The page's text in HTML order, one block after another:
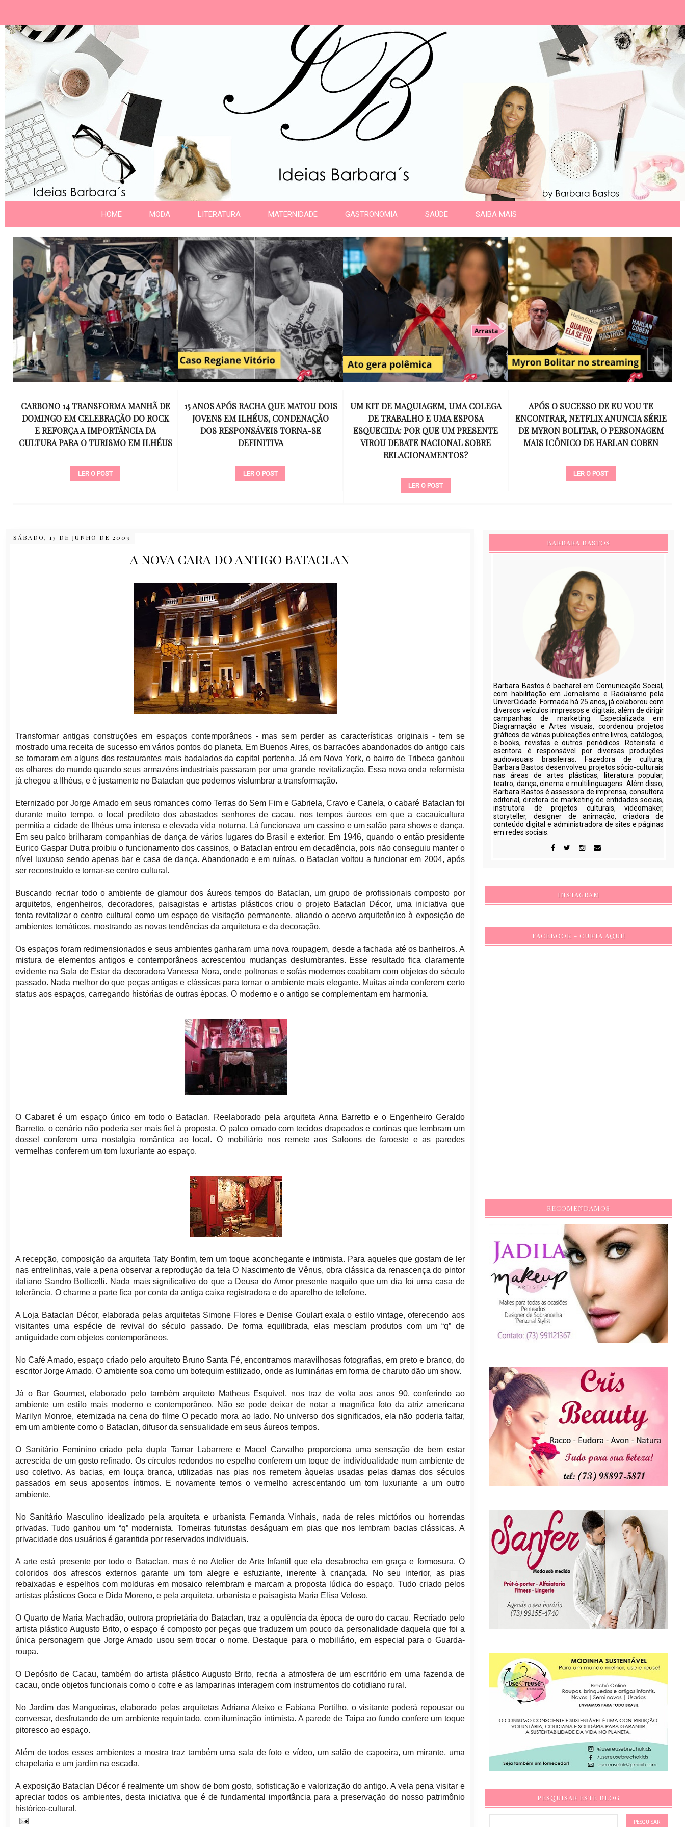
HOME MODA LITERATURA MATERNIDADE GASTRONOMIA SAÚDE SAIBA MAIS
15 ANOS APÓS RACHA QUE MATOU DOIS
JOVENS EM ILHÉUS, CONDENAÇÃO
DOS RESPONSÁVEIS TORNA-SE
DEFINITIVA
LER O POST
UM KIT DE MAQUIAGEM, UMA COLEGA
DE TRABALHO E UMA ESPOSA
ESQUECIDA: POR QUE UM PRESENTE
VIROU DEBATE NACIONAL SOBRE
APÓS O SUCESSO DE EU VOU TE
ENCONTRAR, NETFLIX ANUNCIA SÉRIE
DE MYRON BOLITAR, O PERSONAGEM
MAIS ICÔNICO DE HARLAN COBEN
15 ANOS SEM AMY WINEHOUSE: A VOZ
INESQUECÍVEL QUE REVOLUCIONOU A
MÚSICA E SE TORNOU UM SÍMBOLO
DE UMA GERAÇÃO
LER O POST
SÁBADO, 13 DE JUNHO DE 2009
A NOVA CARA DO ANTIGO BATACLAN
Transformar antigas construções em espaços contemporâneos - mas sem perder as características originais - tem se
mostrado uma receita de sucesso em vários pontos do planeta. Em Buenos Aires, os barracões abandonados do antigo cais
se tornaram em alguns dos restaurantes mais badalados da capital portenha. Já em Nova York, o bairro de Tribeca ganhou
os olhares do mundo quando seus armazéns industriais passaram por uma grande revitalização. Essa nova onda reformista
já chegou a Ilhéus, e é justamente no Bataclan que podemos vislumbrar a transformação.
Eternizado por Jorge Amado em seus romances como Terras do Sem Fim e Gabriela, Cravo e Canela, o cabaré Bataclan foi
durante muito tempo, o local predileto dos abastados senhores de cacau, nos tempos áureos em que a cacauicultura
permitia a cidade de Ilhéus uma intensa e elevada vida noturna. Lá funcionava um cassino e um salão para shows e dança.
Em seu palco brilharam companhias de dança de vários lugares do Brasil e exterior. Em 1946, quando o então presidente
Eurico Gaspar Dutra proibiu o funcionamento dos cassinos, o Bataclan entrou em decadência, pois não conseguiu manter o
nível luxuoso sendo apenas bar e casa de dança. Abandonado e em ruínas, o Bataclan voltou a funcionar em 2004, após
ser reconstruído e tornar-se centro cultural.
Buscando recriar todo o ambiente de glamour dos áureos tempos do Bataclan, um grupo de profissionais composto por
arquitetos, engenheiros, decoradores, paisagistas e artistas plásticos criou o projeto Bataclan Décor, uma iniciativa que
tenta revitalizar o centro cultural como um espaço de visitação permanente, aliando o acervo arquitetônico à exposição de
ambientes temáticos, mostrando as novas tendências da arquitetura e da decoração.
Os espaços foram redimensionados e seus ambientes ganharam uma nova roupagem, desde a fachada até os banheiros. A
mistura de elementos antigos e contemporâneos acrescentou mudanças deslumbrantes. Esse resultado fica claramente
evidente na Sala de Estar da decoradora Vanessa Nora, onde poltronas e sofás modernos coabitam com objetos do século
passado. Nada melhor do que peças antigas e clássicas para tornar o ambiente mais elegante. Muitas ainda conferem certo
status aos espaços, carregando histórias de outras épocas. O moderno e o antigo se complementam em harmonia.
O Cabaret é um espaço único em todo o Bataclan. Reelaborado pela arquiteta Anna Barretto e o Engenheiro Geraldo
Barretto, o cenário não poderia ser mais fiel à proposta. O palco ornado com tecidos drapeados e cortinas que lembram um
dossel conferem uma nostalgia romântica ao local. O mobiliário nos remete aos Saloons de faroeste e as paredes
vermelhas conferem um tom luxuriante ao espaço.
A recepção, composição da arquiteta Taty Bonfim, tem um toque aconchegante e intimista. Para aqueles que gostam de ler
nas entrelinhas, vale a pena observar a reprodução da tela O Nascimento de Vênus, obra clássica da renascença do pintor
italiano Sandro Botticelli. Nada mais significativo do que a Deusa do Amor presente naquilo que um dia foi uma casa de
tolerância. O charme a parte fica por conta da antiga caixa registradora e do aparelho de telefone.
A Loja Bataclan Décor, elaborada pelas arquitetas Simone Flores e Denise Goulart exala o estilo vintage, oferecendo aos
visitantes uma espécie de revival do século passado. De forma equilibrada, elas mesclam produtos com um “q” de
antiguidade com objetos contemporâneos.
No Café Amado, espaço criado pelo arquiteto Bruno Santa Fé, encontramos maravilhosas fotografias, em preto e branco, do
escritor Jorge Amado. O ambiente soa como um botequim estilizado, onde as luminárias em forma de charuto dão um show.
Já o Bar Gourmet, elaborado pelo também arquiteto Matheus Esquivel, nos traz de volta aos anos 90, conferindo ao
ambiente um estilo mais moderno e contemporâneo. Não se pode deixar de notar a magnífica foto da atriz americana
Marilyn Monroe, eternizada na cena do filme O pecado mora ao lado. No universo dos significados, ela não poderia faltar,
em um ambiente como o Bataclan, difusor da sensualidade em seus áureos tempos.
O Sanitário Feminino criado pela dupla Tamar Labarrere e Macel Carvalho proporciona uma sensação de bem estar
acrescida de um gosto refinado. Os círculos redondos no espelho conferem um toque de individualidade num ambiente de
uso coletivo. As bacias, em louça branca, utilizadas nas pias nos remetem àquelas usadas pelas damas dos séculos
passados em seus aposentos íntimos. E novamente temos o vermelho acrescentando um tom luxuriante a um outro
ambiente.
No Sanitário Masculino idealizado pela arquiteta e urbanista Fernanda Vinhais, nada de reles mictórios ou horrendas
privadas. Tudo ganhou um “q” modernista. Torneiras futuristas deságuam em pias que nos lembram bacias clássicas. A
privacidade dos usuários é garantida por reservados individuais.
A arte está presente por todo o Bataclan, mas é no Atelier de Arte Infantil que ela desabrocha em graça e formosura. O
coloridos dos afrescos externos garante um tom alegre e esfuziante, inerente à criançada. No seu interior, as pias
rebaixadas e espelhos com molduras em mosaico relembram e marcam a proposta lúdica do espaço. Tudo criado pelos
artistas plásticos Goca e Dida Moreno, e pela arquiteta, urbanista e paisagista Maria Elisa Veloso.
O Quarto de Maria Machadão, outrora proprietária do Bataclan, traz a opulência da época de ouro do cacau. Recriado pelo
artista plástico Augusto Brito, o espaço é composto por peças que traduzem um pouco da personalidade daquela que foi a
única personagem que Jorge Amado usou sem trocar o nome. Destaque para o mobiliário, em especial para o Guarda-
roupa.
O Depósito de Cacau, também do artista plástico Augusto Brito, recria a atmosfera de um escritório em uma fazenda de
cacau, onde objetos funcionais como o cofre e as lamparinas interagem com instrumentos do cotidiano rural.
No Jardim das Mangueiras, elaborado pelas arquitetas Adriana Aleixo e Fabiana Portilho, o visitante poderá repousar ou
conversar, desfrutando de um ambiente requintado, com iluminação intimista. A parede de Taipa ao fundo confere um toque
pitoresco ao espaço.
Além de todos esses ambientes a mostra traz também uma sala de foto e vídeo, um salão de capoeira, um mirante, uma
chapelaria e um jardim na escada.
A exposição Bataclan Décor é realmente um show de bom gosto, sofisticação e valorização do antigo. A vela pena visitar e
apreciar todos os ambientes, desta iniciativa que é de fundamental importância para a preservação do nosso patrimônio
histórico-cultural.
BARBARA BASTOS
Barbara Bastos é bacharel em Comunicação Social,
com habilitação em Jornalismo e Radialismo pela
UniverCidade. Formada há 25 anos, já colaborou com
diversos veículos impressos e digitais, além de dirigir
campanhas de marketing. Especializada em
Diagramação e Artes visuais, coordenou projetos
gráficos de várias publicações entre livros, catálogos,
e-books, revistas e outros periódicos. Roteirista e
escritora é responsável por diversas produções
audiovisuais brasileiras. Fazedora de cultura,
Barbara Bastos desenvolveu projetos sócio-culturais
nas áreas de artes plásticas, literatura popular,
teatro, dança, cinema e multilinguagens. Além disso,
Barbara Bastos é assessora de imprensa, consultora
editorial, diretora de marketing de entidades sociais,
instrutora de projetos culturais, videomaker,
storyteller, designer de animação, criadora de
conteúdo digital e administradora de sites e páginas
em redes sociais.
INSTAGRAM
FACEBOOK - CURTA AQUI!
RECOMENDAMOS
PESQUISAR ESTE BLOG